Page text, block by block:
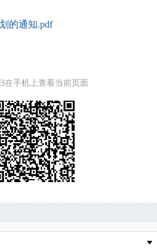
的通知.pdf
在手机上查看当前页面